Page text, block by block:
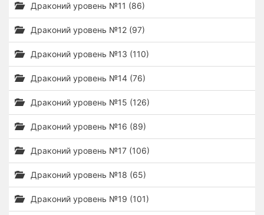
Драконий уровень №11 (86)
Драконий уровень №12 (97)
Драконий уровень №13 (110)
Драконий уровень №14 (76)
Драконий уровень №15 (126)
Драконий уровень №16 (89)
Драконий уровень №17 (106)
Драконий уровень №18 (65)
Драконий уровень №19 (101)